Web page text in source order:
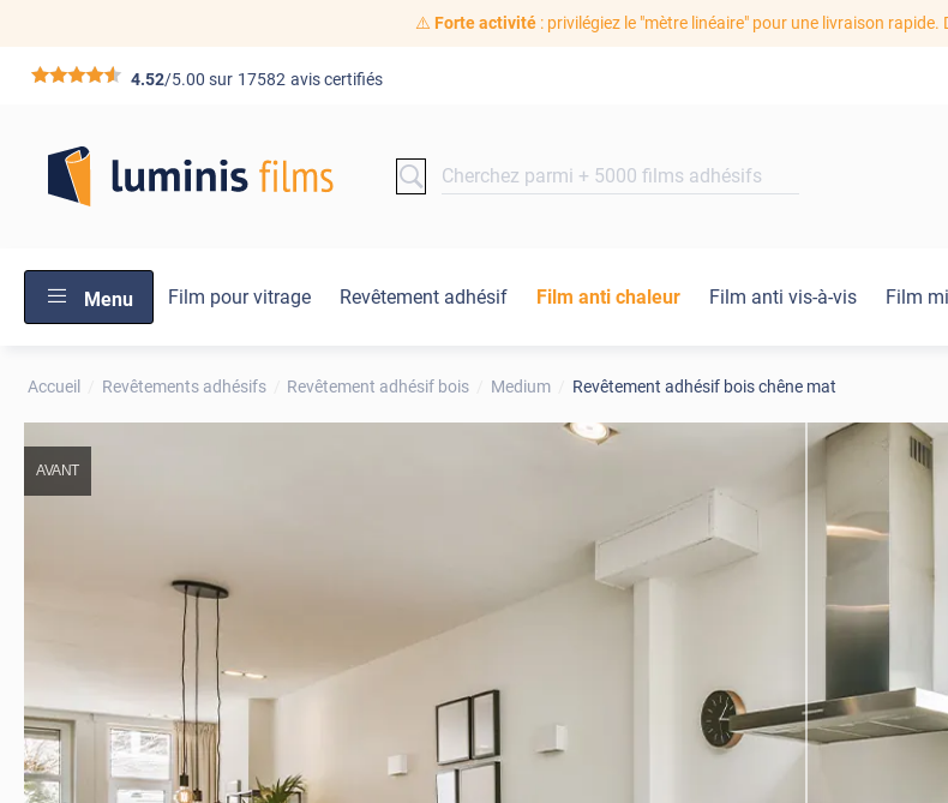
⚠️ Forte activité: privilégiez le "mètre linéaire" pour une livraison
*****4.52/5.00 sur 17582 avis certifiés
Menu Film pour vitrage Revêtement adhésif Film anti chaleur Film anti vis-à-vis Film
Accueil Revêtements adhésifs Revêtement adhésif bois Medium Revêtement adhésif bois chêne mat
AVANT